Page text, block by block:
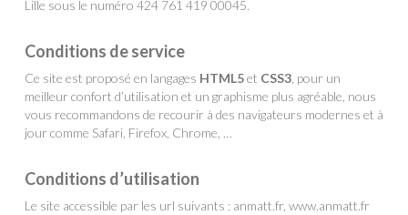
Lille sous le numéro 424 761 419 00045.
Conditions de service
Ce site est proposé en langages HTML5et CSS3, pour un
meilleur confort d’utilisation et un graphisme plus agréable, nous
vous recommandons de recourir à des navigateurs modernes et à
jour comme Safari, Firefox, Chrome, …
Conditions d’utilisation
Le site accessible par les url suivants : anmatt.fr, www.anmatt.fr